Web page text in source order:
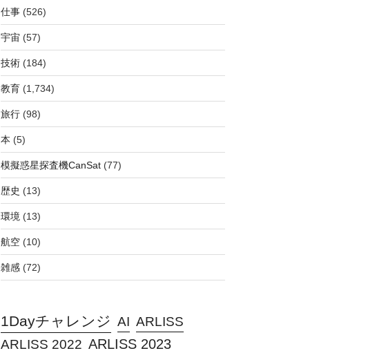
仕事(526)
宇宙(57)
技術(184)
教育(1,734)
旅行(98)
本 (5)
模擬惑星探査機CanSat(77)
歴史 (13)
環境(13)
航空(10)
雑感(72)
1Dayチャレンジ AI ARLISS
ARLISS 2022 ARLISS 2023